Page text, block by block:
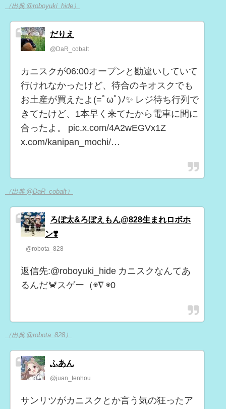
（出典 @roboyuki_hide）
だりえ
@DaR_cobalt
カニスクが06:00オープンと勘違いしていて
行けれなかったけど、待合のキオスクでも
お土産が買えたよ(=ﾟωﾟ)ﾉ✨️ レジ待ち行列で
きてたけど、1本早く来てたから電車に間に
合ったよ。 pic.x.com/4A2wEGVx1Z
x.com/kanipan_mochi/…
（出典 @DaR_cobalt）
ろぼ太&ろぼえもん@828生まれロボホ
ン❣️
@robota_828
返信先:@roboyuki_hide カニスクなんてあ
るんだ🦀スゲー（◉∇ ◉0
（出典 @robota_828）
ふあん
@juan_tenhou
サンリツがカニスクとか言う気の狂ったア